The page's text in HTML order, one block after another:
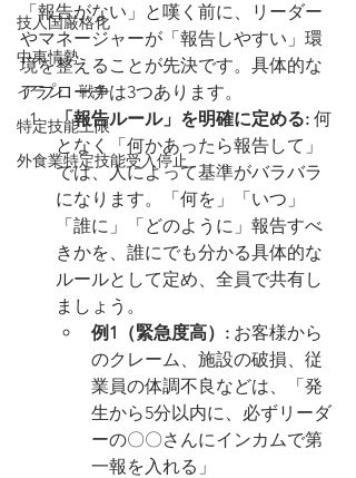
技人国厳格化
中東情勢
イラン 戦争
特定技能上限
外食業特定技能受入停止
「報告がない」と嘆く前に、リーダー
やマネージャーが「報告しやすい」環
境を整えることが先決です。具体的な
アプローチは3つあります。
「報告ルール」を明確に定める: 何
となく「何かあったら報告して」
では、人によって基準がバラバラ
になります。「何を」「いつ」
「誰に」「どのように」報告すべ
きかを、誰にでも分かる具体的な
ルールとして定め、全員で共有し
ましょう。
例1（緊急度高）: お客様から
のクレーム、施設の破損、従
業員の体調不良などは、「発
生から5分以内に、必ずリーダ
ーの〇〇さんにインカムで第
一報を入れる」